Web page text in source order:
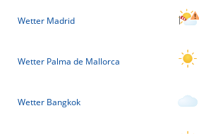
Wetter Madrid
Wetter Palma de Mallorca
Wetter Bangkok